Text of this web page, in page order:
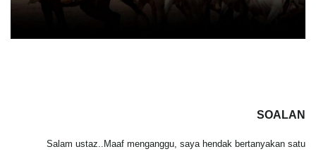
SOALAN
Salam ustaz..Maaf menganggu, saya hendak bertanyakan satu